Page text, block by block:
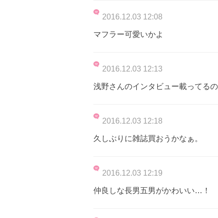
2016.12.03 12:08
マフラー可愛いかよ
2016.12.03 12:13
浅野さんのインタビュー載って
2016.12.03 12:18
久しぶりに雑誌買おうかなぁ。
2016.12.03 12:19
仲良しな長男五男がかわいい…！